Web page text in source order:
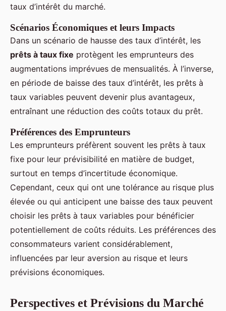
taux d’intérêt du marché.
Scénarios Économiques et leurs Impacts
Dans un scénario de hausse des taux d’intérêt, les
prêts à taux fixe protègent les emprunteurs des
augmentations imprévues de mensualités. À l’inverse,
en période de baisse des taux d’intérêt, les prêts à
taux variables peuvent devenir plus avantageux,
entraînant une réduction des coûts totaux du prêt.
Préférences des Emprunteurs
Les emprunteurs préfèrent souvent les prêts à taux
fixe pour leur prévisibilité en matière de budget,
surtout en temps d’incertitude économique.
Cependant, ceux qui ont une tolérance au risque plus
élevée ou qui anticipent une baisse des taux peuvent
choisir les prêts à taux variables pour bénéficier
potentiellement de coûts réduits. Les préférences des
consommateurs varient considérablement,
influencées par leur aversion au risque et leurs
prévisions économiques.
Perspectives et Prévisions du Marché